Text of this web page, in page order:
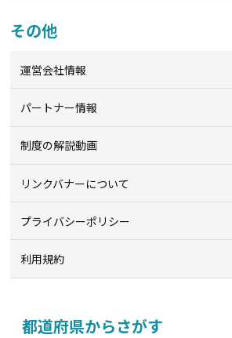
その他
運営会社情報
パートナー情報
制度の解説動画
リンクバナーについて
プライバシーポリシー
利用規約
都道府県からさがす